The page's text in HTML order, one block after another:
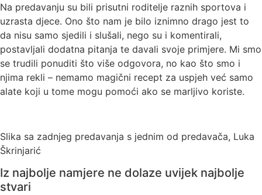
Na predavanju su bili prisutni roditelje raznih sportova i
uzrasta djece. Ono što nam je bilo iznimno drago jest to
da nisu samo sjedili i slušali, nego su i komentirali,
postavljali dodatna pitanja te davali svoje primjere. Mi smo
se trudili ponuditi što više odgovora, no kao što smo i
njima rekli – nemamo magični recept za uspjeh već samo
alate koji u tome mogu pomoći ako se marljivo koriste.
Slika sa zadnjeg predavanja s jednim od predavača, Luka
Škrinjarić
Iz najbolje namjere ne dolaze uvijek najbolje
stvari